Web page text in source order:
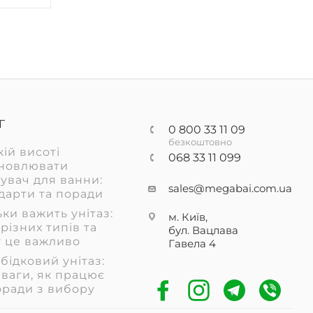
висоті
для ванни:
та поради
важить унітаз:
типів та
це важливо
унітаз:
як працює
з вибору
0 800 33 11 09
безкоштовно
068 33 11 099
sales@megabai.com.ua
м. Київ,
бул. Вацлава
Гавела 4